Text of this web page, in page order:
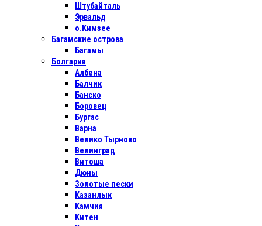
Штубайталь
Эрвальд
о.Кимзее
Багамские острова
Багамы
Болгария
Албена
Балчик
Банско
Боровец
Бургас
Варна
Велико Тырново
Велинград
Витоша
Дюны
Золотые пески
Казанлык
Камчия
Китен